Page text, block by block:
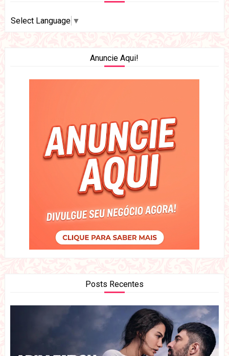
Select Language ▼
Anuncie Aqui!
Posts Recentes